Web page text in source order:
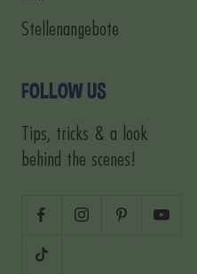
Stellenangebote
FOLLOW US
Tips, tricks & a look
behind the scenes!